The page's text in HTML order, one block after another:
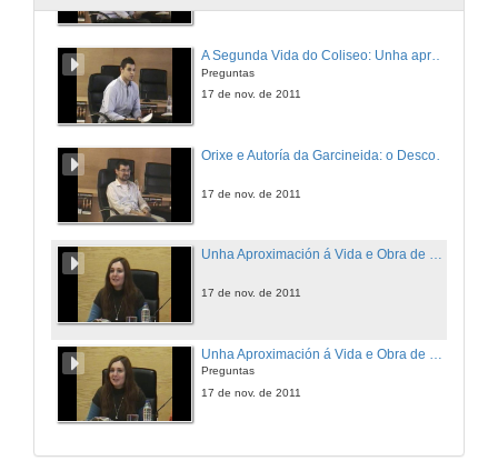
A Segunda Vida do Coliseo: Unha aproximación ó Estudio Arqueolóxico-Histográfico do Anfiteatro durante a Idade Media e Moderna
Preguntas
17 de nov. de 2011
17 de nov. de 2011
Unha Aproximación á Vida e Obra de Xaime Quessada Porto (Ourense 1937-2007)
17 de nov. de 2011
Preguntas
17 de nov. de 2011